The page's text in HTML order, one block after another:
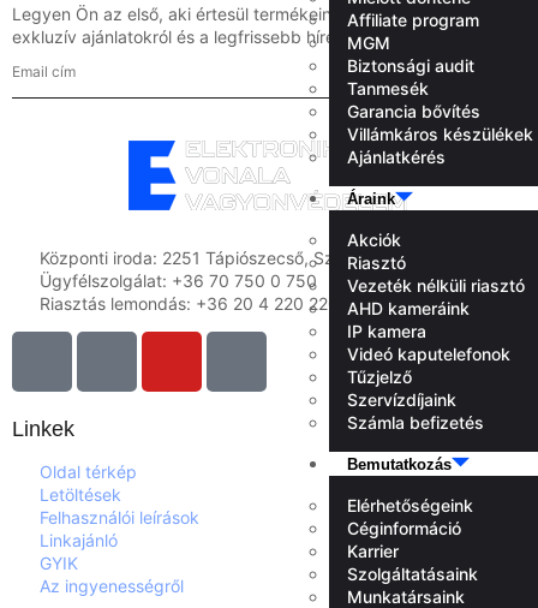
Affiliate program
MGM
Biztonsági audit
Tanmesék
Garancia bővítés
Villámkáros készülékek
Ajánlatkérés
Áraink
Akciók
Riasztó
Vezeték nélküli riasztó
AHD kameráink
IP kamera
Videó kaputelefonok
Tűzjelző
Szervízdíjaink
Számla befizetés
Bemutatkozás
Elérhetőségeink
Céginformáció
Karrier
Szolgáltatásaink
Munkatársaink
Legyen Ön az első, aki értesül termékeinkkel kapcsolatos
exkluzív ajánlatokról és a legfrissebb hírekről
Feliratkozás
Központi iroda: 2251 Tápiószecső, Szőlő u. 17.
Ügyfélszolgálat: +36 70 750 0 750
Riasztás lemondás: +36 20 4 220 220
Linkek
Oldal térkép
Letöltések
Felhasználói leírások
Linkajánló
GYIK
Az ingyenességről